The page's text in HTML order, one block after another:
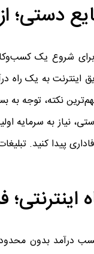
شروع یک
به یک راه
نکته، توجه
نیاز به سرمایه
پیدا کنید.
درآمد بدون